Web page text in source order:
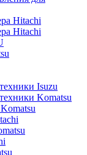
Hitachi
Hitachi
Isuzu
Komatsu